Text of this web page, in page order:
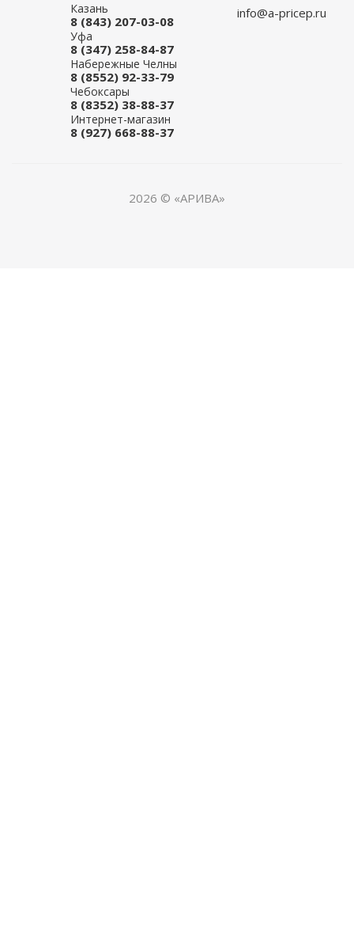
Казань
8 (843) 207-03-08
Уфа
8 (347) 258-84-87
Набережные Челны
8 (8552) 92-33-79
Чебоксары
8 (8352) 38-88-37
Интернет-магазин
8 (927) 668-88-37
info@a-pricep.ru
2026 © «АРИВА»